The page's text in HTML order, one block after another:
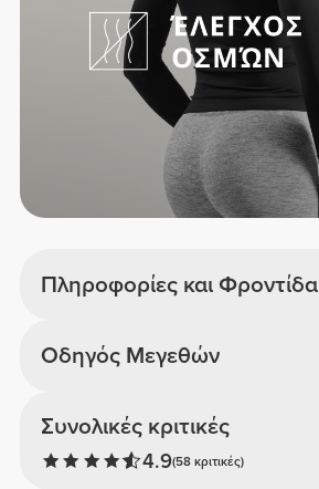
Πληροφορίες και Φροντίδα
Συνολικές κριτικές
4.9(58 κριτικές)
Οδηγός Μεγεθών